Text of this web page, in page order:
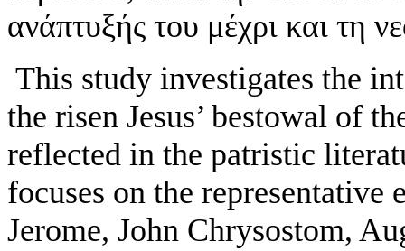
ανάπτυξής του μέχρι και τη
This study investigates the
the risen Jesus’ bestowal of
reflected in the patristic
focuses on the representative
Jerome, John Chrysostom,